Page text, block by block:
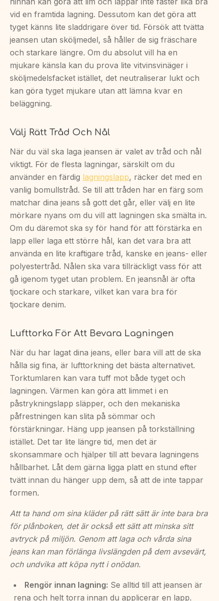
vid en framtida lagning. Dessutom kan det göra att
tyget känns lite sladdrigare över tid. Försök att tvätta
jeansen utan sköljmedel, så håller de sig fräschare
och starkare längre. Om du absolut vill ha en
mjukare känsla kan du prova lite vitvinsvinäger i
sköljmedelsfacket istället, det neutraliserar lukt och
kan göra tyget mjukare utan att lämna kvar en
beläggning.
Välj Rätt Tråd Och Nål
När du väl ska laga jeansen är valet av tråd och nål
viktigt. För de flesta lagningar, särskilt om du
använder en färdig lagningslapp, räcker det med en
vanlig bomullstråd. Se till att tråden har en färg som
matchar dina jeans så gott det går, eller välj en lite
mörkare nyans om du vill att lagningen ska smälta in.
Om du däremot ska sy för hand för att förstärka en
lapp eller laga ett större hål, kan det vara bra att
använda en lite kraftigare tråd, kanske en jeans- eller
polyestertråd. Nålen ska vara tillräckligt vass för att
gå igenom tyget utan problem. En jeansnål är ofta
tjockare och starkare, vilket kan vara bra för
tjockare denim.
Lufttorka För Att Bevara Lagningen
När du har lagat dina jeans, eller bara vill att de ska
hålla sig fina, är lufttorkning det bästa alternativet.
Torktumlaren kan vara tuff mot både tyget och
lagningen. Värmen kan göra att limmet i en
påstrykningslapp släpper, och den mekaniska
påfrestningen kan slita på sömmar och
förstärkningar. Häng upp jeansen på torkställning
istället. Det tar lite längre tid, men det är
skonsammare och hjälper till att bevara lagningens
hållbarhet. Låt dem gärna ligga platt en stund efter
tvätt innan du hänger upp dem, så att de inte tappar
formen.
Att ta hand om sina kläder på rätt sätt är inte bara bra
för plånboken, det är också ett sätt att minska sitt
avtryck på miljön. Genom att laga och vårda sina
jeans kan man förlänga livslängden på dem avsevärt,
och undvika att köpa nytt i onödan.
Rengör innan lagning: Se alltid till att jeansen är
rena och helt torra innan du applicerar en lapp.